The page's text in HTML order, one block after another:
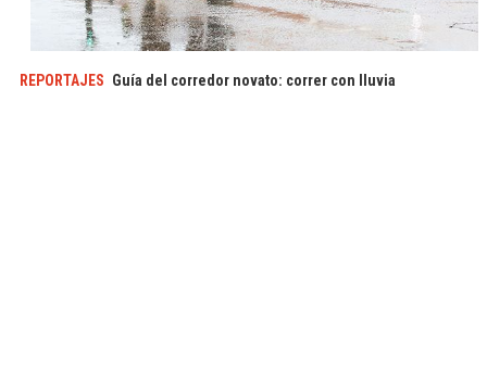
REPORTAJES Guía del corredor novato: correr con lluvia